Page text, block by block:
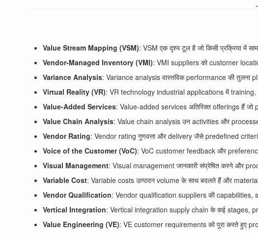
Value Stream Mapping (VSM): VSM एक दृश्य टूल है जो किसी प्रक्रिया में
Vendor-Managed Inventory (VMI): VMI suppliers को customer
Variance Analysis: Variance analysis वास्तविक performance की तुलना
Virtual Reality (VR): VR technology industrial applications में
Value-Added Services: Value-added services अतिरिक्त offerings हैं जो
Value Chain Analysis: Value chain analysis उन activities और
Vendor Rating: Vendor rating गुणवत्ता और delivery जैसे predefined
Voice of the Customer (VoC): VoC customer feedback और
Visual Management: Visual management जानकारी संप्रेषित करने और
Variable Cost: Variable costs उत्पादन volume के साथ बदलते हैं और
Vendor Qualification: Vendor qualification suppliers की
Vertical Integration: Vertical integration supply chain के कई stages,
Value Engineering (VE): VE customer requirements को पूरा करते हुए